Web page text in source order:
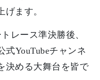
ます。
レース準決勝後、
式YouTubeチャンネ
決める大舞台を皆で